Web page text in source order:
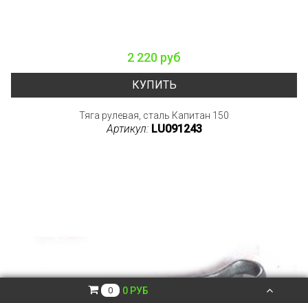
2 220 руб
КУПИТЬ
Тяга рулевая, сталь Капитан 150
Артикул: LU091243
0 0 РУБ